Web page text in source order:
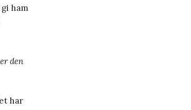
ham
den
har